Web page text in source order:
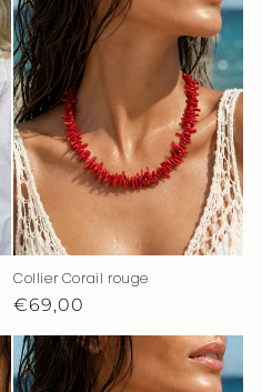
Collier Corail rouge
Prix
habituel
€69,00